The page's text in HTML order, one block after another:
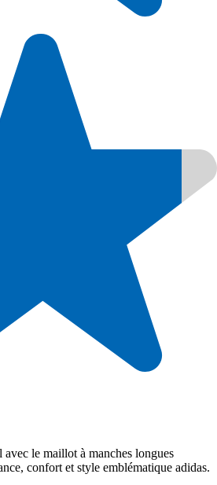
le maillot à manches longues
confort et style emblématique adidas.